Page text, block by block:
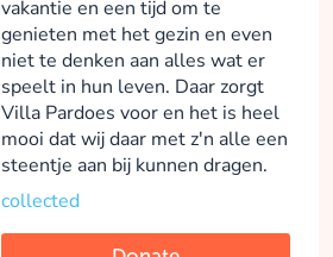
vakantie en een tijd om te
genieten met het gezin en even
niet te denken aan alles wat er
speelt in hun leven. Daar zorgt
Villa Pardoes voor en het is heel
mooi dat wij daar met z'n alle een
steentje aan bij kunnen dragen.
collected